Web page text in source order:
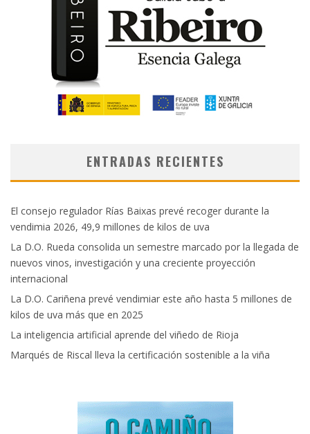
ENTRADAS RECIENTES
El consejo regulador Rías Baixas prevé recoger durante la
vendimia 2026, 49,9 millones de kilos de uva
La D.O. Rueda consolida un semestre marcado por la llegada de
nuevos vinos, investigación y una creciente proyección
internacional
La D.O. Cariñena prevé vendimiar este año hasta 5 millones de
kilos de uva más que en 2025
La inteligencia artificial aprende del viñedo de Rioja
Marqués de Riscal lleva la certificación sostenible a la viña